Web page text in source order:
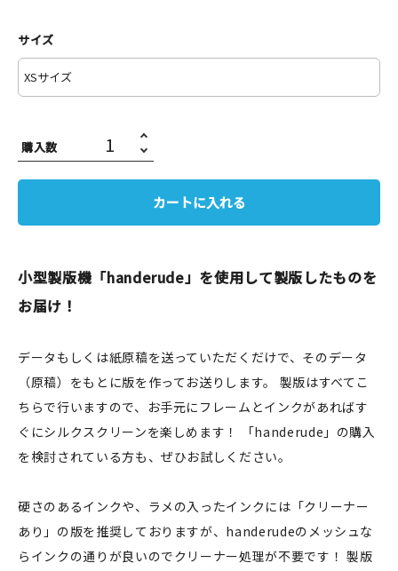
本
JAMグッズ
読みもの
イベント・ワークショップ
ギャラリー
おしらせ
サイズ
購入数
カートに入れる
小型製版機「handerude」を使用して製版したものを
お届け！
データもしくは紙原稿を送っていただくだけで、そのデータ
（原稿）をもとに版を作ってお送りします。 製版はすべてこ
ちらで行いますので、お手元にフレームとインクがあればす
ぐにシルクスクリーンを楽しめます！ 「handerude」の購入
を検討されている方も、ぜひお試しください。
硬さのあるインクや、ラメの入ったインクには「クリーナー
あり」の版を推奨しておりますが、handerudeのメッシュな
らインクの通りが良いのでクリーナー処理が不要です！ 製版